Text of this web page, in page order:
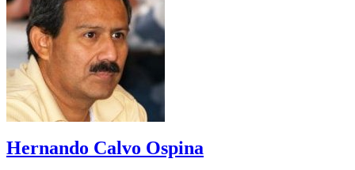
Hernando Calvo Ospina